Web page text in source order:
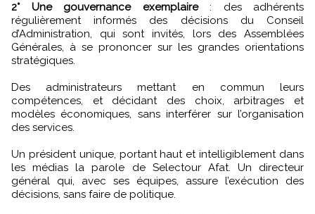
2° Une gouvernance exemplaire: des adhérents
régulièrement informés des décisions du Conseil
d’Administration, qui sont invités, lors des Assemblées
Générales, à se prononcer sur les grandes orientations
stratégiques.
Des administrateurs mettant en commun leurs
compétences, et décidant des choix, arbitrages et
modèles économiques, sans interférer sur l’organisation
des services.
Un président unique, portant haut et intelligiblement dans
les médias la parole de Selectour Afat. Un directeur
général qui, avec ses équipes, assure l’exécution des
décisions, sans faire de politique.